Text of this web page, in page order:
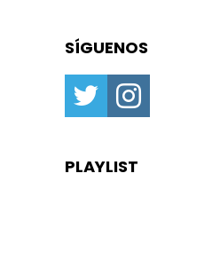
SÍGUENOS
twitter instagram
PLAYLIST